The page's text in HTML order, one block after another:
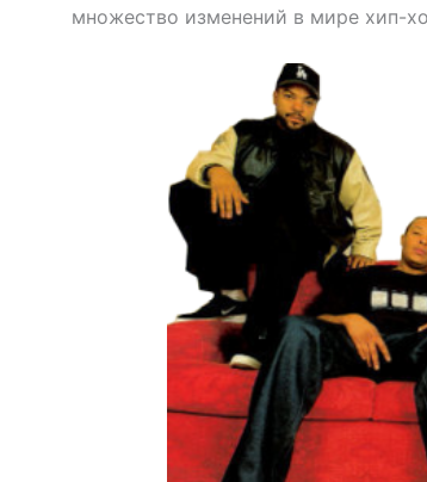
множество изменений в мире хип-